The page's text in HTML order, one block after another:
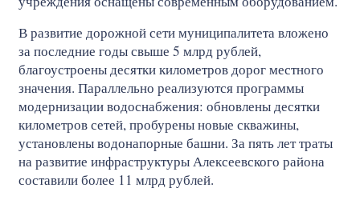
В развитие дорожной сети муниципалитета вложено
за последние годы свыше 5 млрд рублей,
благоустроены десятки километров дорог местного
значения. Параллельно реализуются программы
модернизации водоснабжения: обновлены десятки
километров сетей, пробурены новые скважины,
установлены водонапорные башни. За пять лет траты
на развитие инфраструктуры Алексеевского района
составили более 11 млрд рублей.